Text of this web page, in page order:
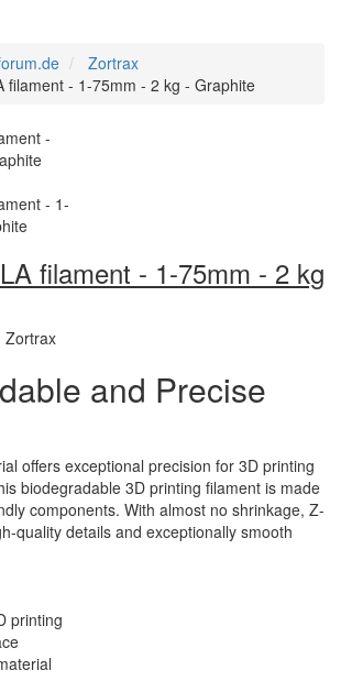
Zortrax
filament - 1-75mm - 2 kg - Graphite
filament - 1-75mm - 2 kg
Zortrax
and Precise
offers exceptional precision for 3D printing
biodegradable 3D printing filament is made
components. With almost no shrinkage, Z-
quality details and exceptionally smooth
printing